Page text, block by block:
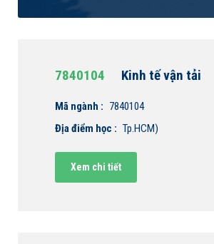
7840104 Kinh tế vận tải
Mã ngành : 7840104
Địa điểm học : Tp.HCM)
Xem chi tiết